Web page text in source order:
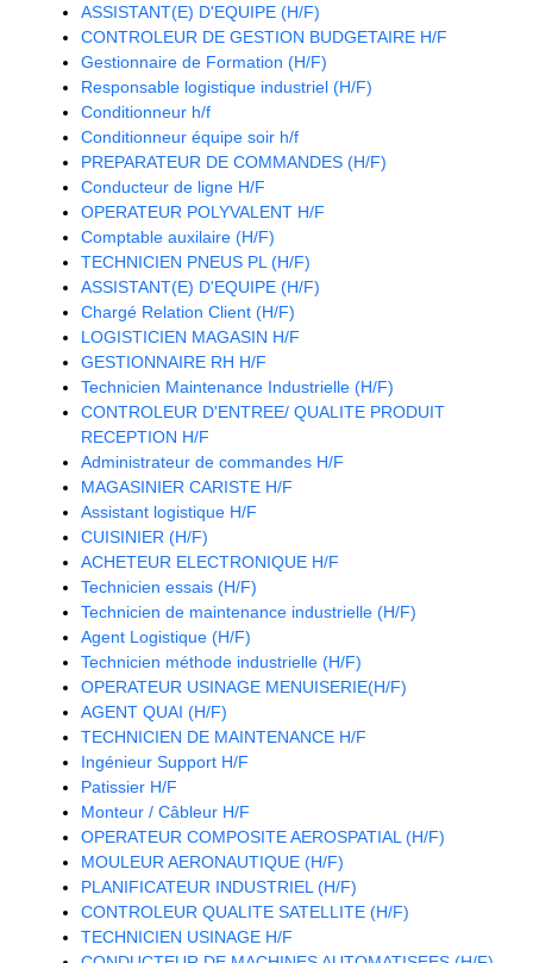
ASSISTANT(E) D'EQUIPE (H/F)
CONTROLEUR DE GESTION BUDGETAIRE H/F
Gestionnaire de Formation (H/F)
Responsable logistique industriel (H/F)
Conditionneur h/f
Conditionneur équipe soir h/f
PREPARATEUR DE COMMANDES (H/F)
Conducteur de ligne H/F
OPERATEUR POLYVALENT H/F
Comptable auxilaire (H/F)
TECHNICIEN PNEUS PL (H/F)
ASSISTANT(E) D'EQUIPE (H/F)
Chargé Relation Client (H/F)
LOGISTICIEN MAGASIN H/F
GESTIONNAIRE RH H/F
Technicien Maintenance Industrielle (H/F)
CONTROLEUR D'ENTREE/ QUALITE PRODUIT
RECEPTION H/F
Administrateur de commandes H/F
MAGASINIER CARISTE H/F
Assistant logistique H/F
CUISINIER (H/F)
ACHETEUR ELECTRONIQUE H/F
Technicien essais (H/F)
Technicien de maintenance industrielle (H/F)
Agent Logistique (H/F)
Technicien méthode industrielle (H/F)
OPERATEUR USINAGE MENUISERIE(H/F)
AGENT QUAI (H/F)
TECHNICIEN DE MAINTENANCE H/F
Ingénieur Support H/F
Patissier H/F
Monteur / Câbleur H/F
OPERATEUR COMPOSITE AEROSPATIAL (H/F)
MOULEUR AERONAUTIQUE (H/F)
PLANIFICATEUR INDUSTRIEL (H/F)
CONTROLEUR QUALITE SATELLITE (H/F)
TECHNICIEN USINAGE H/F